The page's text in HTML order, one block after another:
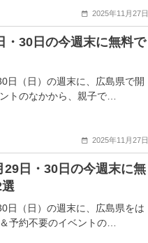
2025年11月27日
・30日の今週末に無料で
日（日）の週末に、広島県で開
トのなかから、親子で…
2025年11月27日
29日・30日の今週末に無
日（日）の週末に、広島県をは
予約不要のイベントの…